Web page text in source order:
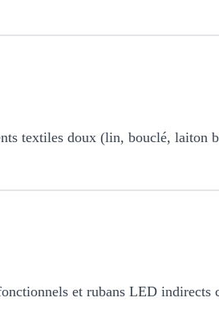
textiles doux (lin, bouclé, laiton
et rubans LED